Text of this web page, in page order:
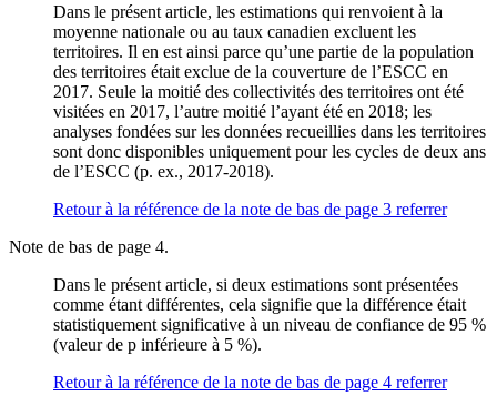
Dans le présent article, les estimations qui renvoient à la
moyenne nationale ou au taux canadien excluent les
territoires. Il en est ainsi parce qu’une partie de la population
des territoires était exclue de la couverture de l’ESCC en
2017. Seule la moitié des collectivités des territoires ont été
visitées en 2017, l’autre moitié l’ayant été en 2018; les
analyses fondées sur les données recueillies dans les territoires
sont donc disponibles uniquement pour les cycles de deux ans
de l’ESCC (p. ex., 2017-2018).
Retour à la référence de la note de bas de page 3 referrer
Note de bas de page 4.
Dans le présent article, si deux estimations sont présentées
comme étant différentes, cela signifie que la différence était
statistiquement significative à un niveau de confiance de 95 %
(valeur de p inférieure à 5 %).
Retour à la référence de la note de bas de page 4 referrer